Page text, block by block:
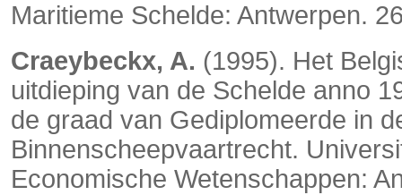
Maritieme Schelde: Antwerpen.
Craeybeckx, A. (1995). Het
uitdieping van de Schelde anno
de graad van Gediplomeerde in
Binnenscheepvaartrecht.
Economische Wetenschappen: